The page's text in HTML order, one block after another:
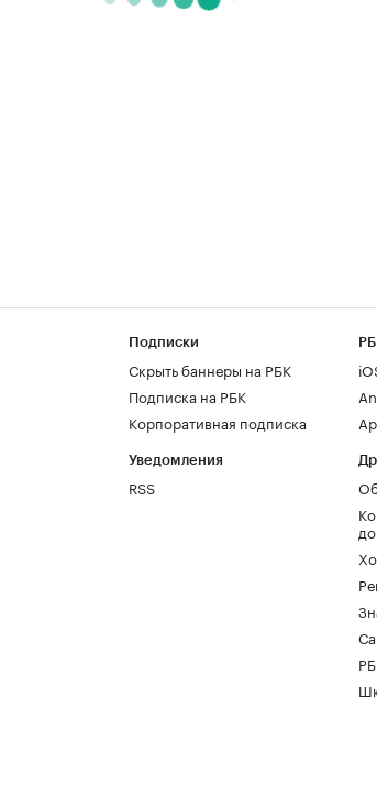
Подписки
Скрыть баннеры на РБК
Подписка на РБК
Корпоративная подписка
Уведомления
RSS